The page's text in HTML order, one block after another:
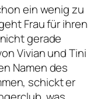
ein wenig zu
Frau für ihren
gerade
Vivian und Tini
Namen des
schickt er